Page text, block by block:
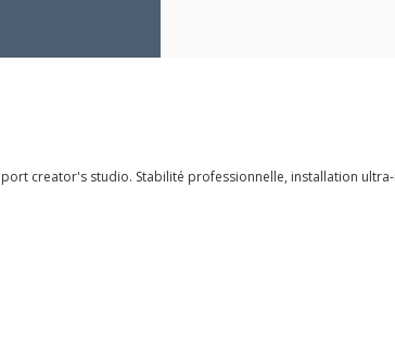
creator's studio. Stabilité professionnelle, installation